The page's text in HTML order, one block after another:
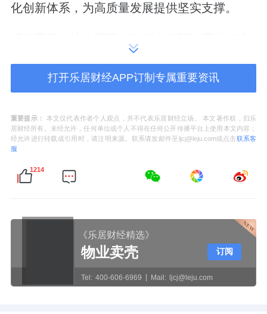
化创新体系，为高质量发展提供坚实支撑。
业标准体系建设贡献了关键力量。该标准将成
要依据。
从标准制定到技术创新，恒洁以行动诠释行业
获行业最高AAAAA级质量等级，表明其在功能
性、舒适性与耐用性等核心指标上已达到国际
领先水平。此前，恒洁产品已通过国家3C认证
并获得“水效标识001号”。
打开乐居财经APP订制专属重要资讯
重要提示：
本文仅代表作者个人观点，并不代表乐居财经立场。 本文著作权，归乐
居财经所有。未经允许，任何单位或个人不得在任何公开传播平台上使用本文内容；
经允许进行转载或引用时，请注明来源。联系请发邮件至ljcj@leju.com或点击联系客
服
1214
《乐居财经精选》
物业卖壳
Tel: 400-606-6969 Mail: ljcj@leju.com
订阅